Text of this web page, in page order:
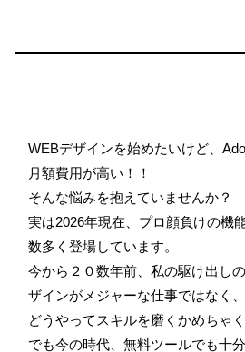
WEBデザインを始めたいけど、
月額費用が高い！！
そんな悩みを抱えていませんか？
実は2026年現在、プロ顔負けの機
数多く登場しています。
今から２０数年前、私の駆け出し
ザインがメジャーな仕事ではなく
どうやってスキルを磨くかめちゃ
でも今の時代、無料ツールでも十